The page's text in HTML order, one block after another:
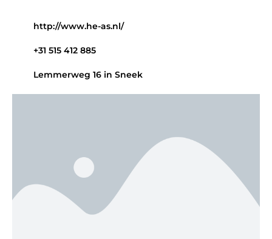
http://www.he-as.nl/
+31 515 412 885
Lemmerweg 16 in Sneek